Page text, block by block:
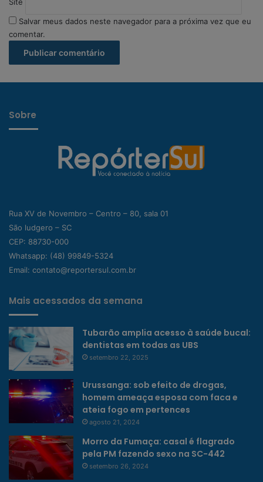
Salvar meus dados neste navegador para a próxima vez que eu
comentar.
Sobre
Rua XV de Novembro – Centro – 80, sala 01
São ludgero – SC
CEP: 88730-000
Whatsapp: (48) 99849-5324
Email: contato@reportersul.com.br
Mais acessados da semana
Tubarão amplia acesso à saúde bucal:
dentistas em todas as UBS
setembro 22, 2025
Urussanga: sob efeito de drogas,
homem ameaça esposa com faca e
ateia fogo em pertences
agosto 21, 2024
Morro da Fumaça: casal é flagrado
pela PM fazendo sexo na SC-442
setembro 26, 2024